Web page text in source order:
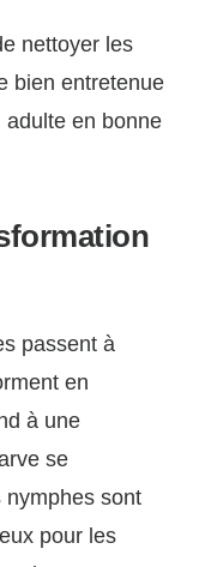
nettoyer les
bien entretenue
en bonne
passent à
en
à une
se
nymphes sont
pour les